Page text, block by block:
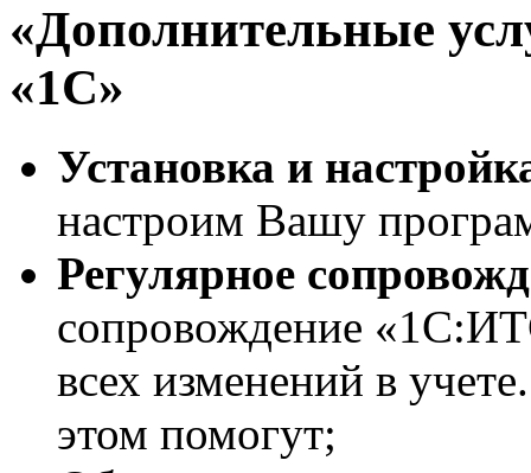
«Дополнительные
«1С»
Установка и
настроим Вашу
Регулярное
сопровождение
всех изменений в
этом помогут;